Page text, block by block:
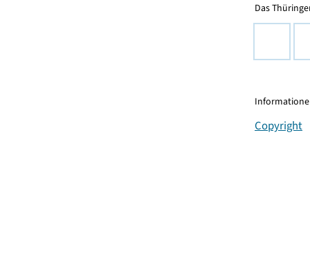
Das
Copyright